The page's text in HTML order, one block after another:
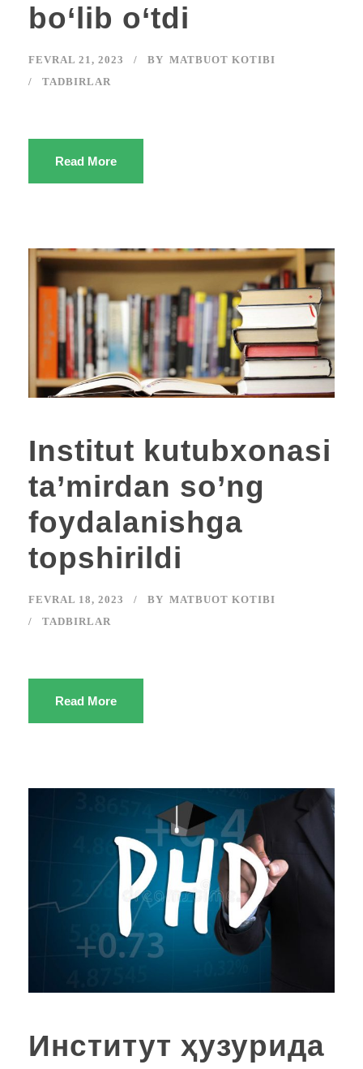
bo‘lib o‘tdi
FEVRAL 21, 2023 BY MATBUOT KOTIBI
TADBIRLAR
Read More
Institut kutubxonasi
ta’mirdan so’ng
foydalanishga
topshirildi
FEVRAL 18, 2023 BY MATBUOT KOTIBI
TADBIRLAR
Read More
Институт ҳузурида